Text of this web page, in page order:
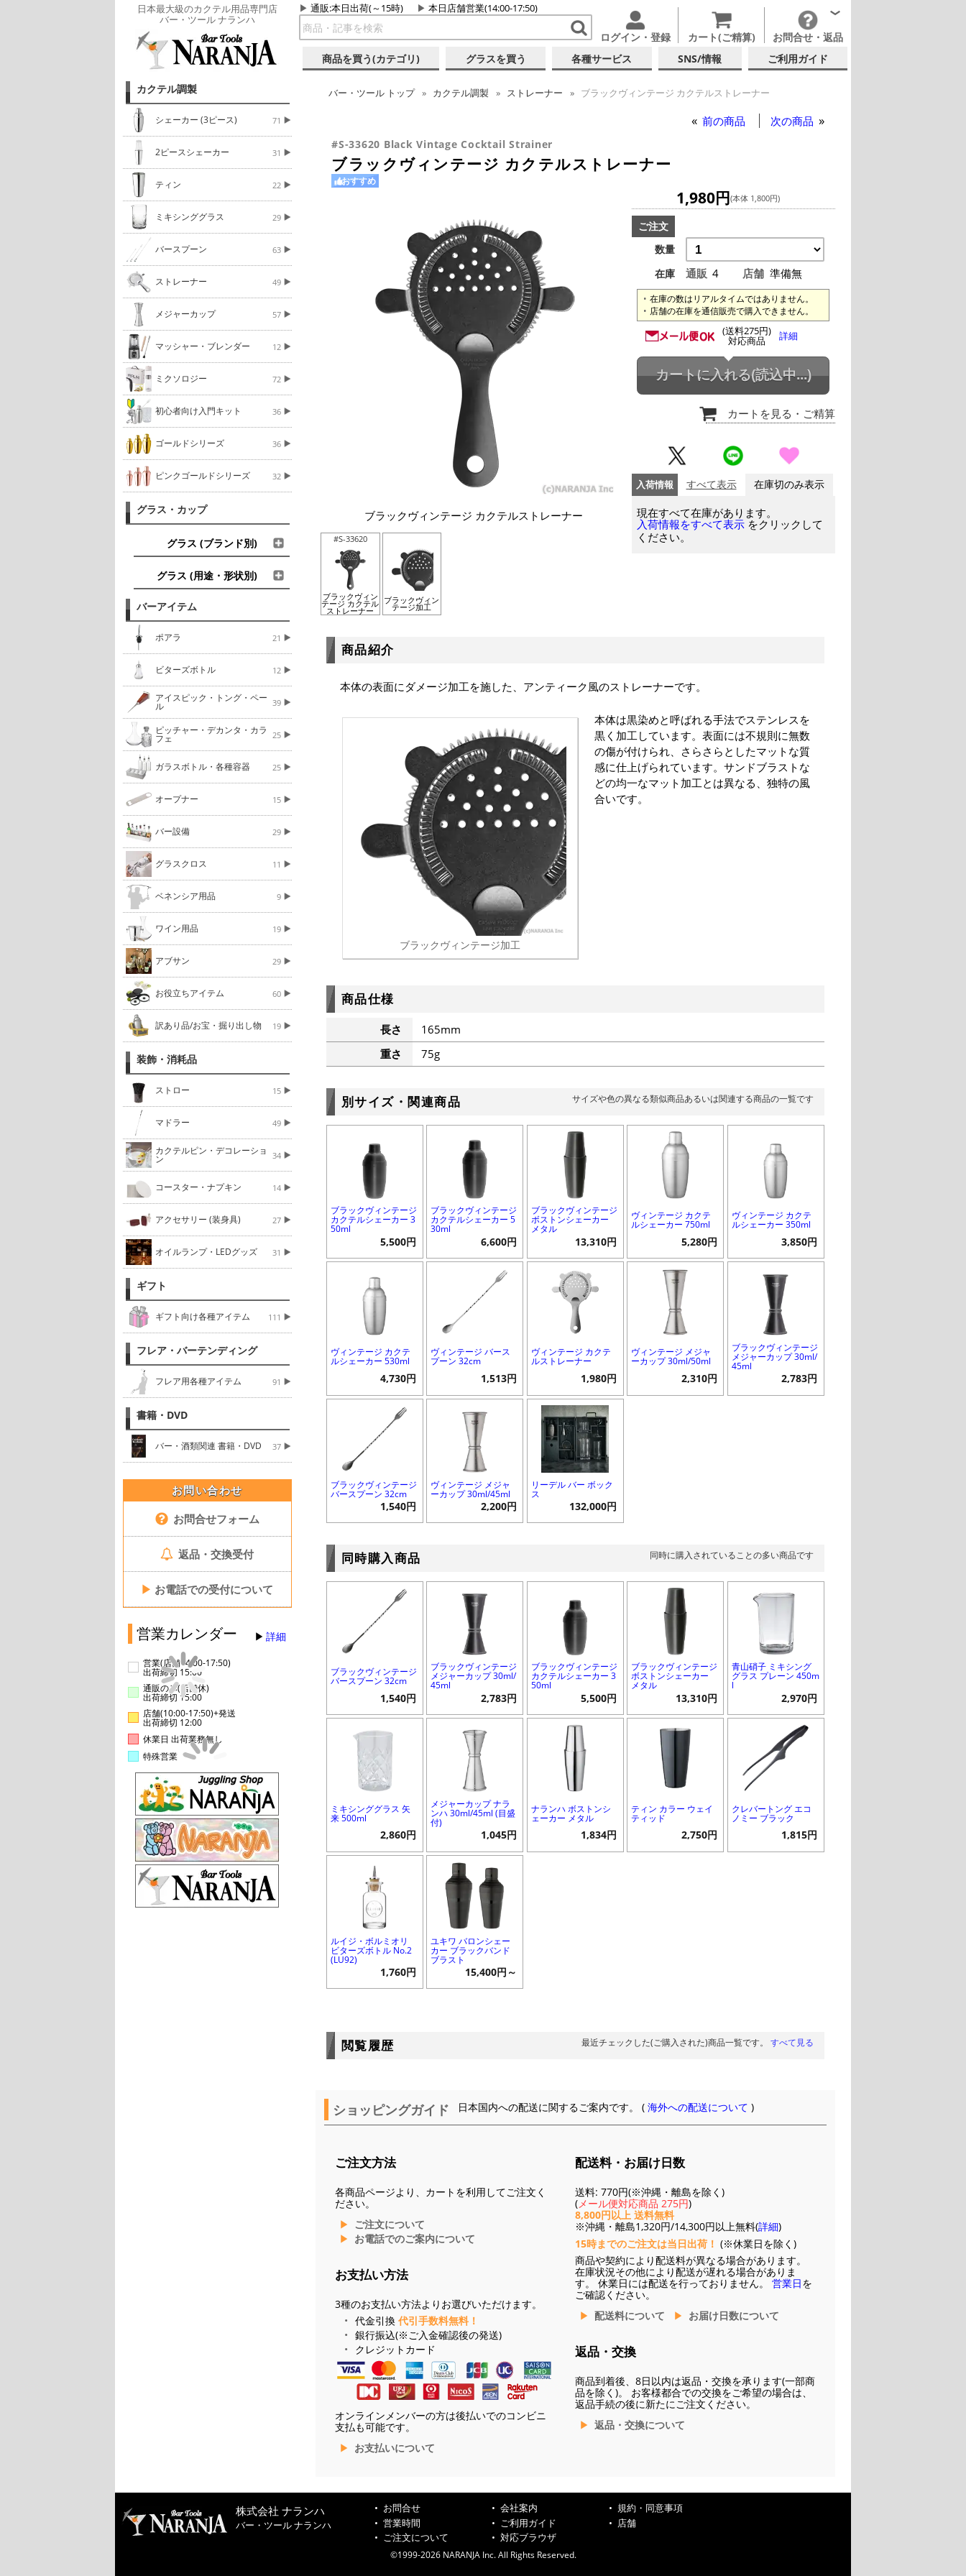
日本最大級のカクテル用品専門店
バー・ツール ナランハ
通販:本日出荷(～15時) 本日店舗営業(14:00-17:50)
ログイン・登録 カート(ご精算) お問合せ・返品
商品を買う(カテゴリ) グラスを買う 各種サービス SNS/情報 ご利用ガイド
カクテル調製
シェーカー (3ピース) 71
2ピースシェーカー 31
ティン 22
ミキシンググラス 29
バースプーン 63
ストレーナー 49
メジャーカップ 57
マッシャー・ブレンダー 12
ミクソロジー 72
初心者向け入門キット 36
ゴールドシリーズ 36
ピンクゴールドシリーズ 32
グラス・カップ
グラス (ブランド別)
グラス (用途・形状別)
バーアイテム
ポアラ 21
ビターズボトル 12
アイスピック・トング・ペー
ル 39
ピッチャー・デカンタ・カラ
フェ 25
ガラスボトル・各種容器 25
オープナー 15
バー設備 29
グラスクロス 11
ベネンシア用品 9
ワイン用品 19
アブサン 29
お役立ちアイテム 60
訳あり品/お宝・掘り出し物 19
装飾・消耗品
ストロー 15
マドラー 49
カクテルピン・デコレーショ
ン 34
コースター・ナプキン 14
アクセサリー (装身具) 27
オイルランプ・LEDグッズ 31
ギフト
ギフト向け各種アイテム 111
フレア・バーテンディング
フレア用各種アイテム 91
書籍・DVD
バー・酒類関連 書籍・DVD 37
お問い合わせ
お問合せフォーム
返品・交換受付
▶ お電話での受付について
営業カレンダー 詳細
営業(店舗14:00-17:50)
出荷締切 15:00
通販のみ(店舗休)
出荷締切 15:00
店舗(10:00-17:50)+発送
出荷締切 12:00
休業日 出荷業務無し
特殊営業
バー・ツール トップ カクテル調製 ストレーナー ブラックヴィンテージ カクテルストレーナー
前の商品 次の商品
#S-33620 Black Vintage Cocktail Strainer
ブラックヴィンテージ カクテルストレーナー
おすすめ
ブラックヴィンテージ カクテルストレーナー
#S-33620
ブラックヴィン
テージ カクテル
ストレーナー
ブラックヴィン
テージ加工
1,980円(本体 1,800円)
ご注文
数量
在庫
通販 4 店舗 準備無
在庫の数はリアルタイムではありません。
店舗の在庫を通信販売で購入できません。
(送料275円)
対応商品 詳細
カートに入れる(読込中...)
カートを見る ・ご精算
入荷情報 すべて表示 在庫切のみ表示
現在すべて在庫があります。
入荷情報をすべて表示 をクリックして
ください。
商品紹介
本体の表面にダメージ加工を施した、アンティーク風のストレーナーです。
ブラックヴィンテージ加工
本体は黒染めと呼ばれる手法でステンレスを
黒く加工しています。表面には不規則に無数
の傷が付けられ、さらさらとしたマットな質
感に仕上げられています。サンドブラストな
どの均一なマット加工とは異なる、独特の風
合いです。
商品仕様
長さ
165mm
重さ
75g
別サイズ・関連商品 サイズや色の異なる類似商品あるいは関連する商品の一覧です
ブラックヴィンテージ
カクテルシェーカー 3
50ml
5,500円
ブラックヴィンテージ
カクテルシェーカー 5
30ml
6,600円
ブラックヴィンテージ
ボストンシェーカー
メタル
13,310円
ヴィンテージ カクテ
ルシェーカー 750ml
5,280円
ヴィンテージ カクテ
ルシェーカー 350ml
3,850円
ヴィンテージ カクテ
ルシェーカー 530ml
4,730円
ヴィンテージ バース
プーン 32cm
1,513円
ヴィンテージ カクテ
ルストレーナー
1,980円
ヴィンテージ メジャ
ーカップ 30ml/50ml
2,310円
ブラックヴィンテージ
メジャーカップ 30ml/
45ml
2,783円
ブラックヴィンテージ
バースプーン 32cm
1,540円
ヴィンテージ メジャ
ーカップ 30ml/45ml
2,200円
リーデル バー ボック
ス
132,000円
同時購入商品 同時に購入されていることの多い商品です
ブラックヴィンテージ
バースプーン 32cm
1,540円
ブラックヴィンテージ
メジャーカップ 30ml/
45ml
2,783円
ブラックヴィンテージ
カクテルシェーカー 3
50ml
5,500円
ブラックヴィンテージ
ボストンシェーカー
メタル
13,310円
青山硝子 ミキシング
グラス プレーン 450m
l
2,970円
ミキシンググラス 矢
来 500ml
2,860円
メジャーカップ ナラ
ンハ 30ml/45ml (目盛
付)
1,045円
ナランハ ボストンシ
ェーカー メタル
1,834円
ティン カラー ウェイ
ティッド
2,750円
クレバートング エコ
ノミー ブラック
1,815円
ルイジ・ボルミオリ
ビターズボトル No.2
(LU92)
1,760円
ユキワ バロンシェー
カー ブラックバンド
ブラスト
15,400円～
閲覧履歴 最近チェックした(ご購入された)商品一覧です。 すべて見る
ショッピングガイド 日本国内への配送に関するご案内です。 (海外への配送について )
ご注文方法
各商品ページより、カートを利用してご注文く
ださい。
ご注文について
お電話でのご案内について
お支払い方法
3種のお支払い方法よりお選びいただけます。
代金引換 代引手数料無料！
銀行振込(※ご入金確認後の発送)
クレジットカード
オンラインメンバーの方は後払いでのコンビニ
支払も可能です。
お支払いについて
配送料・お届け日数
送料: 770円(※沖縄・離島を除く)
(メール便対応商品 275円)
8,800円以上 送料無料
※沖縄・離島1,320円/14,300円以上無料(詳細)
15時までのご注文は当日出荷！ (※休業日を除く)
商品や契約により配送料が異なる場合があります。
在庫状況その他により配送が遅れる場合がありま
す。 休業日には配送を行っておりません。 営業日を
ご確認ください。
配送料について
お届け日数について
返品・交換
商品到着後、8日以内は返品・交換を承ります(一部商
品を除く)。 お客様都合での交換をご希望の場合は、
返品手続の後に新たにご注文ください。
返品・交換について
株式会社 ナランハ
バー・ツール ナランハ
お問合せ 会社案内
規約・同意事項
営業時間
ご利用ガイド
店舗
ご注文について
対応ブラウザ
©1999-2026 NARANJA Inc. All Rights Reserved.